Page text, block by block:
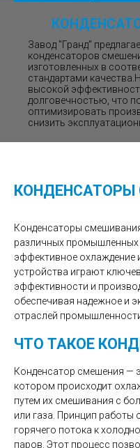
Завод "Гранд"
конденсаторов
изготовленных в
стандартами
высокой
долговечностью, что
оптимизировать
снизить
Конденсаторы
различных промышленных
эффективное охлаждение
устройства играют
эффективности и
обеспечивая надежное и
отраслей
ЧТО ТАКОЕ
Конденсатор смешения —
котором происходит
путем их смешивания с
или газа. Принцип работы
горячего потока к
паров. Этот процесс